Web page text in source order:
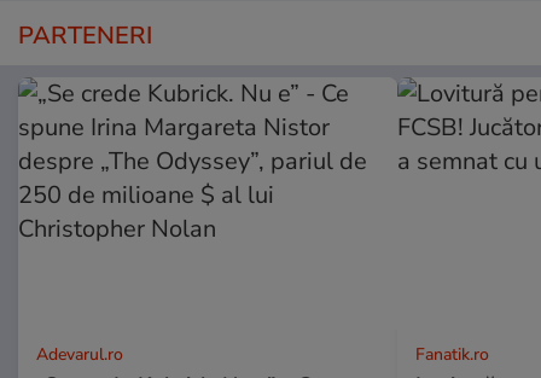
PARTENERI
Adevarul.ro Fanatik.ro